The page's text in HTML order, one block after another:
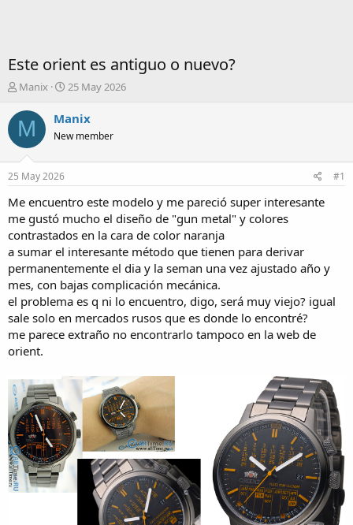
Este orient es antiguo o nuevo?
I
i
c
i
d
r
d
e
l
t
e
m
a
Manix
F
c
a
n
i
c
i
o
25 May 2026
M Manix
New member
25 May 2026 #1
Me encuentro este modelo y me pareció super interesante
me gustó mucho el diseño de "gun metal" y colores
contrastados en la cara de color naranja
a sumar el interesante método que tienen para derivar
permanentemente el dia y la seman una vez ajustado año y
mes, con bajas complicación mecánica.
el problema es q ni lo encuentro, digo, será muy viejo? igual
sale solo en mercados rusos que es donde lo encontré?
me parece extraño no encontrarlo tampoco en la web de
orient.